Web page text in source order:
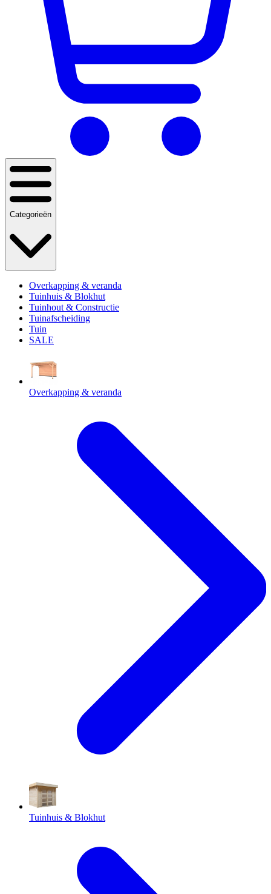
Categorieën
Overkapping & veranda
Tuinhuis & Blokhut
Tuinhout & Constructie
Tuinafscheiding
Tuin
SALE
Overkapping & veranda
Tuinhuis & Blokhut